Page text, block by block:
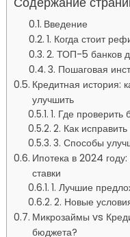
Введение
1. Когда стоит
2. ТОП-5 банков
3. Пошаговая
Кредитная история:
улучшить
1. Где проверить
2. Как
3. Способы
Ипотека в 2024
ставки
1. Лучшие
2. Новые
Микрозаймы vs
бюджета?